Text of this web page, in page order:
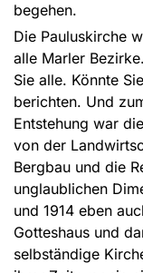
begehen.
Die Pauluskirche
alle Marler
Sie alle. Könnte
berichten. Und
Entstehung war
von der
Bergbau und die
unglaublichen
und 1914 eben
Gotteshaus und
selbständige